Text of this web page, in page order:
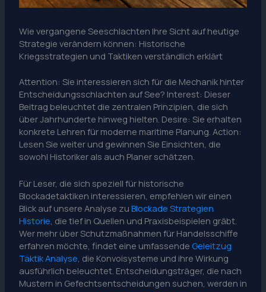
Wie vergangene Seeschlachten Ihre Sicht auf heutige
Strategie verändern können: Historische
Kriegsstrategien und Taktiken verständlich erklärt
Attention: Sie interessieren sich für die Mechanik hinter
Entscheidungsschlachten auf See? Interest: Dieser
Beitrag beleuchtet die zentralen Prinzipien, die sich
über Jahrhunderte hinweg hielten. Desire: Sie erhalten
konkrete Lehren für moderne maritime Planung. Action:
Lesen Sie weiter und gewinnen Sie Einsichten, die
sowohl Historiker als auch Planer schätzen.
Für Leser, die sich speziell für historische
Blockadetaktiken interessieren, empfehlen wir einen
Blick auf unsere Analyse zu Blockade Strategien
Historie , die tief in Quellen und Praxisbeispielen gräbt.
Wer mehr über Schutzmaßnahmen für Handelsschiffe
erfahren möchte, findet eine umfassende Geleitzug
Taktik Analyse , die Konvoisysteme und ihre Wirkung
ausführlich beleuchtet. Entscheidungsträger, die nach
Mustern in Gefechtsentscheidungen suchen, werden in